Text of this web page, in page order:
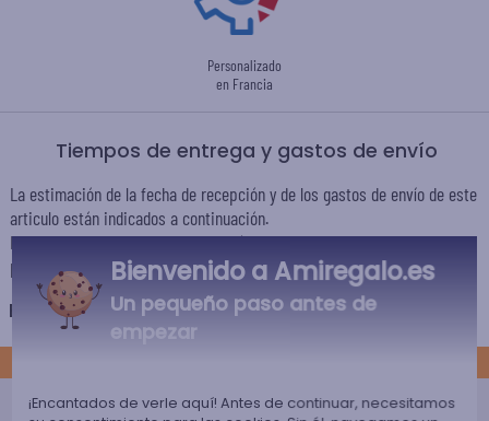
Personalizado
en Francia
Tiempos de entrega y gastos de envío
La estimación de la fecha de recepción y de los gastos de envío de este
articulo están indicados a continuación.
Las fechas estimadas a continuación se aplican para un pedido con
pago en tarjeta bancaria o PayPal.
España
Entrega económico en punto de
Bienvenido a Amiregalo.es
Un pequeño paso antes de
empezar
¡Encantados de verle aquí! Antes de continuar, necesitamos